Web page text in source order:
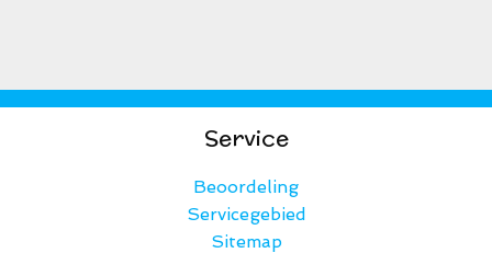
Service
Beoordeling
Servicegebied
Sitemap